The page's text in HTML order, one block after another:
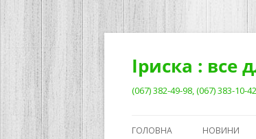
Перейти
Іриска : все
(067) 382-49-98, (067) 383-
ГОЛОВНА НОВИНИ